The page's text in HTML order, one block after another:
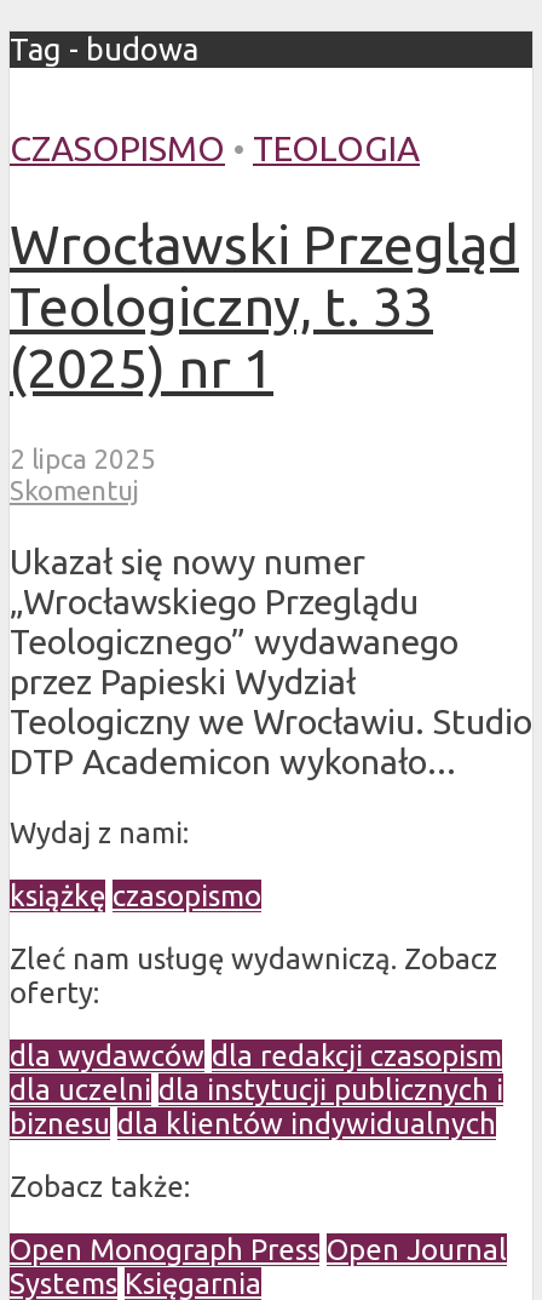
Tag - budowa
CZASOPISMO • TEOLOGIA
Wrocławski Przegląd
Teologiczny, t. 33
(2025) nr 1
2 lipca 2025
Skomentuj
Ukazał się nowy numer
„Wrocławskiego Przeglądu
Teologicznego” wydawanego
przez Papieski Wydział
Teologiczny we Wrocławiu. Studio
DTP Academicon wykonało...
Wydaj z nami:
książkę czasopismo
Zleć nam usługę wydawniczą. Zobacz
oferty:
dla wydawców dla redakcji czasopism
dla uczelni dla instytucji publicznych i
biznesu dla klientów indywidualnych
Zobacz także:
Open Monograph Press Open Journal
Systems Księgarnia